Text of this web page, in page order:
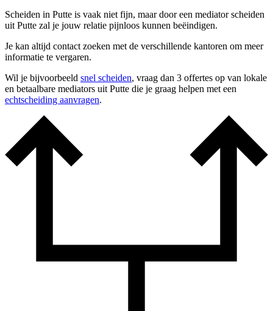
Scheiden in Putte is vaak niet fijn, maar door een mediator scheiden
uit Putte zal je jouw relatie pijnloos kunnen beëindigen.
Je kan altijd contact zoeken met de verschillende kantoren om meer
informatie te vergaren.
Wil je bijvoorbeeld snel scheiden, vraag dan 3 offertes op van lokale
en betaalbare mediators uit Putte die je graag helpen met een
echtscheiding aanvragen.